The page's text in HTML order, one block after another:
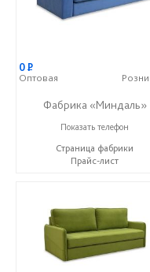
0Р
Оптовая
Фабрика «Миндаль»
+7 (927) 630-62-82
Показать телефон
Страница фабрики
Прайс-лист